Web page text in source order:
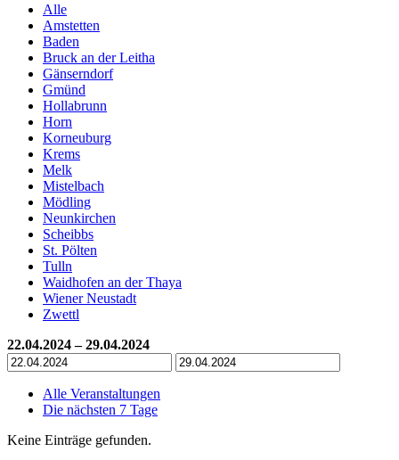
Alle
Amstetten
Baden
Bruck an der Leitha
Gänserndorf
Gmünd
Hollabrunn
Horn
Korneuburg
Krems
Melk
Mistelbach
Mödling
Neunkirchen
Scheibbs
St. Pölten
Tulln
Waidhofen an der Thaya
Wiener Neustadt
Zwettl
22.04.2024 – 29.04.2024
Alle Veranstaltungen
Die nächsten 7 Tage
Keine Einträge gefunden.